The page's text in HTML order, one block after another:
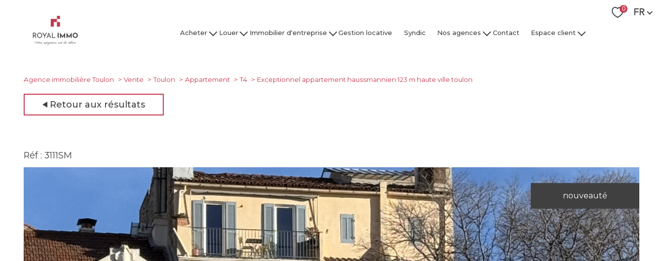
0 FR
Acheter
Studio
Louer
Studio
Immobilier d'entreprise
Vendre / Faire Gérer
Gestion locative Syndic Nos agences Contact Espace client
Agence immobilière Toulon
Vente Toulon Appartement T4 Exceptionnel appartement haussmannien 123 m haute ville toulon
Retour aux résultats
Réf : 3111SM
nouveauté